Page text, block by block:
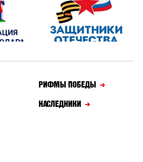
РИФМЫ ПОБЕДЫ
НАСЛЕДНИКИ